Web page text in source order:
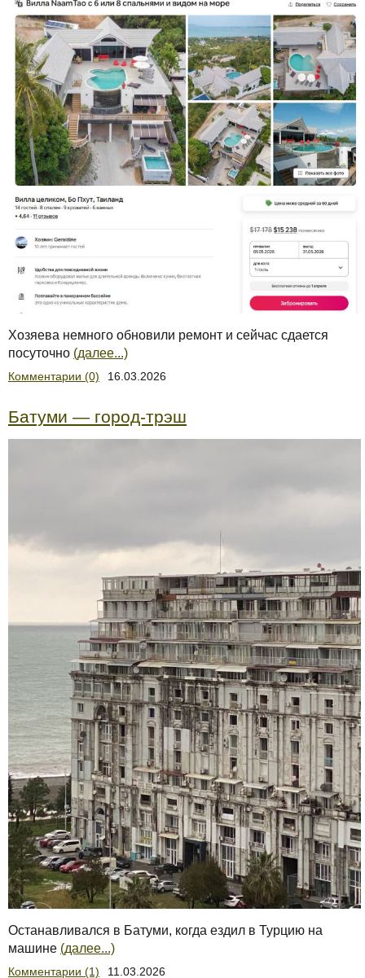
Хозяева немного обновили ремонт и сейчас сдается
посуточно (далее...)
Комментарии (0) 16.03.2026
Батуми — город-трэш
Останавливался в Батуми, когда ездил в Турцию на
машине (далее...)
Комментарии (1) 11.03.2026